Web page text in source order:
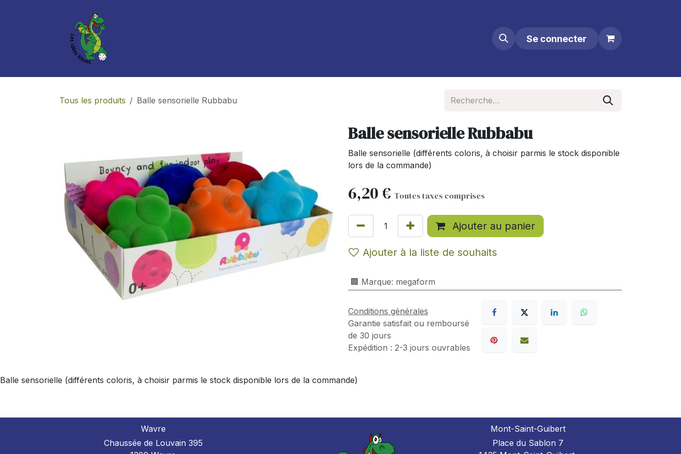
Se connecter
Tous les produits Balle sensorielle Rubbabu
Balle sensorielle Rubbabu
Balle sensorielle (différents coloris, à choisir parmis le stock disponible
lors de la commande)
6,20€ Toutes taxes comprises
Ajouter au panier
Ajouter à la liste de souhaits
🏢 Marque: megaform
Conditions générales
Garantie satisfait ou remboursé
de 30 jours
Expédition : 2-3 jours ouvrables
Balle sensorielle (différents coloris, à choisir parmis le stock disponible lors de la commande)
Wavre
Chaussée de Louvain 395
Mont-Saint-Guibert
Place du Sablon 7